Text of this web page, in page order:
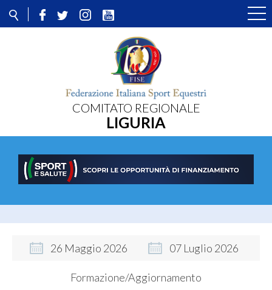
COMITATO REGIONALE
LIGURIA
26 Maggio 2026 07 Luglio 2026
Formazione/Aggiornamento